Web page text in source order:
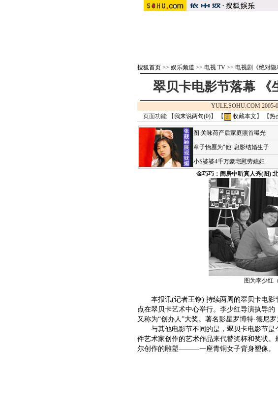
搜狐首页 >> 娱乐频道 >> 电视 TV >> 电视剧《绝对隐
翠贝卡电影节落幕 《
YULE.SOHU.COM
页面功能 【我来说两句(0)】 【 收藏本文 】 【热
图:关咏荷产后家庭照首曝光
章子怡愿为"他"息影结婚生子
小S婆婆4千万豪宅慰劳媳妇
金巧巧：闺房中听真人秀(图)
图为李少红
本报讯(记者王铮) 持续两周的翠贝卡电影
点在翠贝卡艺术中心举行。 李少红导演执导的
又称为“创办人”大奖。著名影星罗博特·德尼罗
与其他电影节不同的是，翠贝卡电影节是
件艺术家创作的艺术作品来代替奖杯和奖状
尔创作的雕塑———一座青铜女子背身塑像。